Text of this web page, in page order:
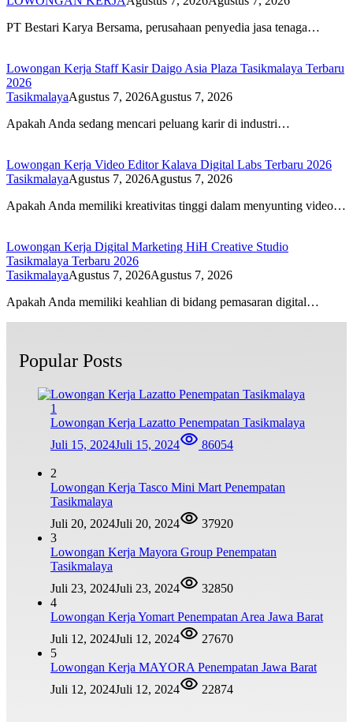
PT Bestari Karya Bersama, perusahaan penyedia jasa tenaga…
Lowongan Kerja Staff Kasir Daigo Asia Plaza Tasikmalaya Terbaru
2026
TasikmalayaAgustus 7, 2026Agustus 7, 2026
Apakah Anda sedang mencari peluang karir di industri…
Lowongan Kerja Video Editor Kalava Digital Labs Terbaru 2026
TasikmalayaAgustus 7, 2026Agustus 7, 2026
Apakah Anda memiliki kreativitas tinggi dalam menyunting video…
Lowongan Kerja Digital Marketing HiH Creative Studio
Tasikmalaya Terbaru 2026
TasikmalayaAgustus 7, 2026Agustus 7, 2026
Apakah Anda memiliki keahlian di bidang pemasaran digital…
Popular Posts
1
Lowongan Kerja Lazatto Penempatan Tasikmalaya
Juli 15, 2024Juli 15, 2024 86054
2
Lowongan Kerja Tasco Mini Mart Penempatan
Tasikmalaya
Juli 20, 2024Juli 20, 2024
37920
3
Lowongan Kerja Mayora Group Penempatan
Tasikmalaya
Juli 23, 2024Juli 23, 2024
32850
4
Lowongan Kerja Yomart Penempatan Area Jawa Barat
Juli 12, 2024Juli 12, 2024
27670
5
Lowongan Kerja MAYORA Penempatan Jawa Barat
Juli 12, 2024Juli 12, 2024 22874